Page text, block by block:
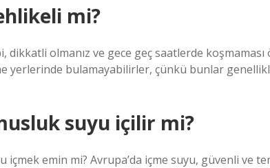
mi?
dikkatli olmanız ve gece geç saatlerde
yerlerinde bulamayabilirler, çünkü bunlar
suyu içilir mi?
içmek emin mi? Avrupa’da içme suyu, güvenli ve